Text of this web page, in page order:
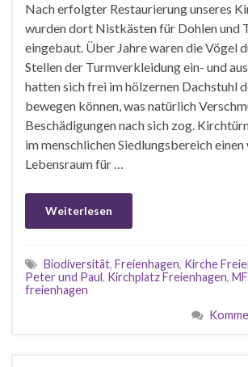
Nach erfolgter Restaurierung unseres
wurden dort Nistkästen für Dohlen und
eingebaut. Über Jahre waren die Vögel
Stellen der Turmverkleidung ein- und
hatten sich frei im hölzernen Dachstuhl
bewegen können, was natürlich
Beschädigungen nach sich zog.
im menschlichen Siedlungsbereich
Lebensraum für …
Weiterlesen
Biodiversität, Freienhagen, Kirche
Peter und Paul, Kirchplatz Freienhagen,
freienhagen